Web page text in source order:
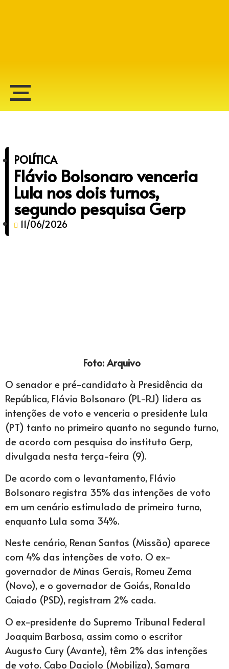
POLÍTICA
Flávio Bolsonaro venceria
Lula nos dois turnos,
segundo pesquisa Gerp
11/06/2026
Foto: Arquivo
O senador e pré-candidato à Presidência da
República, Flávio Bolsonaro (PL-RJ) lidera as
intenções de voto e venceria o presidente Lula
(PT) tanto no primeiro quanto no segundo turno,
de acordo com pesquisa do instituto Gerp,
divulgada nesta terça-feira (9).
De acordo com o levantamento, Flávio
Bolsonaro registra 35% das intenções de voto
em um cenário estimulado de primeiro turno,
enquanto Lula soma 34%.
Neste cenário, Renan Santos (Missão) aparece
com 4% das intenções de voto. O ex-
governador de Minas Gerais, Romeu Zema
(Novo), e o governador de Goiás, Ronaldo
Caiado (PSD), registram 2% cada.
O ex-presidente do Supremo Tribunal Federal
Joaquim Barbosa, assim como o escritor
Augusto Cury (Avante), têm 2% das intenções
de voto. Cabo Daciolo (Mobiliza), Samara